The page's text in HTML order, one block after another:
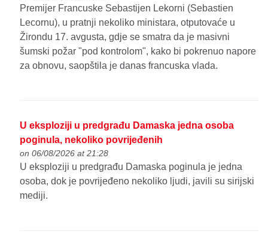
Premijer Francuske Sebastijen Lekorni (Sebastien
Lecornu), u pratnji nekoliko ministara, otputovaće u
Žirondu 17. avgusta, gdje se smatra da je masivni
šumski požar "pod kontrolom", kako bi pokrenuo napore
za obnovu, saopštila je danas francuska vlada.
U eksploziji u predgrađu Damaska jedna osoba
poginula, nekoliko povrijeđenih
on 06/08/2026 at 21:28
U eksploziji u predgrađu Damaska poginula je jedna
osoba, dok je povrijeđeno nekoliko ljudi, javili su sirijski
mediji.